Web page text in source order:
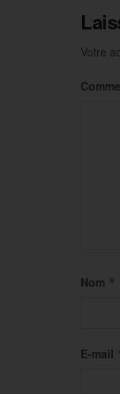
Votre
Nom *
E-mail